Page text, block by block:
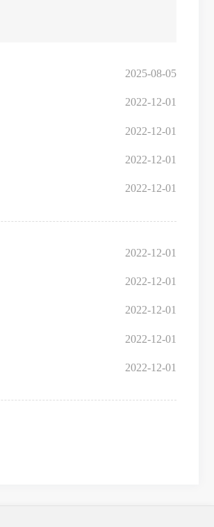
2025-08-05
2022-12-01
2022-12-01
2022-12-01
2022-12-01
2022-12-01
2022-12-01
2022-12-01
2022-12-01
2022-12-01